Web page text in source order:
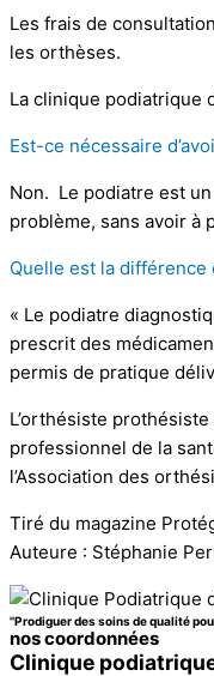
Les frais de
les orthèses.
La clinique podiatrique
Est-ce nécessaire
Non. Le podiatre est
problème, sans avoir à
Quelle est la
« Le podiatre
prescrit des
permis de pratique
L’orthésiste
professionnel de la
l’Association des
Tiré du magazine
Auteure : Stéphanie
''Prodiguer des soins de qualité
nos coordonnées
Clinique